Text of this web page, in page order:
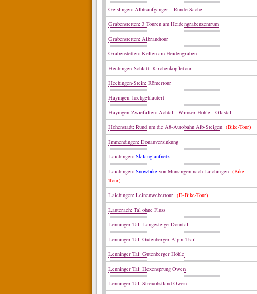
Geislingen: Albtraufgänger – Runde Sache
Grabenstetten: 3 Touren am Heidengrabenzentrum
Grabenstetten: Albrandtour
Grabenstetten: Kelten am Heidengraben
Hechingen-Schlatt: Kirchenköpfletour
Hechingen-Stein: Römertour
Hayingen: hochgehlautert
Hayingen-Zwiefalten: Achtal - Wimser Höhle - Glastal
Hohenstadt: Rund um die A8-Autobahn Alb-Steigen (Bike-Tour)
Immendingen: Donauversinkung
Laichingen: Skilanglaufnetz
Laichingen: Snowbike von Münsingen nach Laichingen (Bike-
Tour)
Laichingen: Leinenwebertour (E-Bike-Tour)
Lauterach: Tal ohne Fluss
Lenninger Tal: Langesteige-Donntal
Lenninger Tal: Gutenberger Alpin-Trail
Lenninger Tal: Gutenberger Höhle
Lenninger Tal: Hexensprung Owen
Lenninger Tal: Streuobstland Owen